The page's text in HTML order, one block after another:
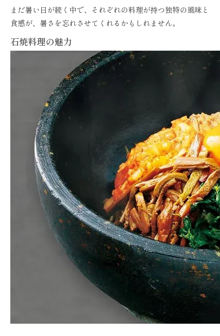
まだ暑い日が続く中で、それぞれの料理が持つ独特の風味と
食感が、暑さを忘れさせてくれるかもしれません。
石焼料理の魅力